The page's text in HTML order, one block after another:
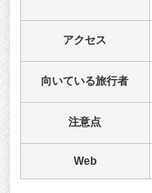
アクセス
向いている旅行者
注意点
Web